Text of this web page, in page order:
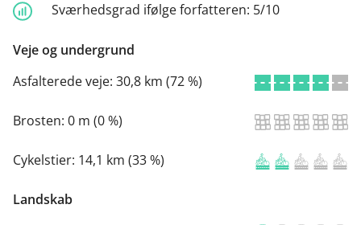
Sværhedsgrad ifølge forfatteren: 5/10
Veje og undergrund
Asfalterede veje: 30,8 km (72 %)
Brosten: 0 m (0 %)
Cykelstier: 14,1 km (33 %)
Landskab